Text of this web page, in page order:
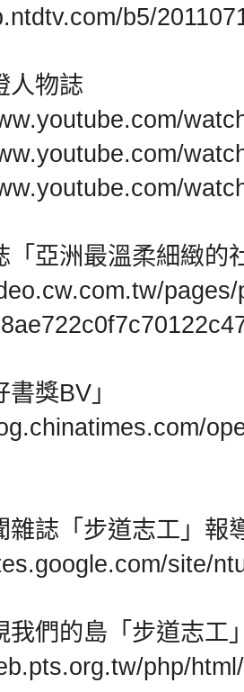
b5/
人物誌
「亞洲最溫柔細緻的
722c0f7c70122c
書獎BV 」
雜誌「步道志工」報
site/
我們的島「步道志工
php/